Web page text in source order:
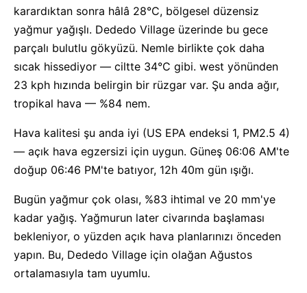
karardıktan sonra hâlâ 28°C, bölgesel düzensiz
yağmur yağışlı. Dededo Village üzerinde bu gece
parçalı bulutlu gökyüzü. Nemle birlikte çok daha
sıcak hissediyor — ciltte 34°C gibi. west yönünden
23 kph hızında belirgin bir rüzgar var. Şu anda ağır,
tropikal hava — %84 nem.
Hava kalitesi şu anda iyi (US EPA endeksi 1, PM2.5 4)
— açık hava egzersizi için uygun. Güneş 06:06 AM'te
doğup 06:46 PM'te batıyor, 12h 40m gün ışığı.
Bugün yağmur çok olası, %83 ihtimal ve 20 mm'ye
kadar yağış. Yağmurun later civarında başlaması
bekleniyor, o yüzden açık hava planlarınızı önceden
yapın. Bu, Dededo Village için olağan Ağustos
ortalamasıyla tam uyumlu.